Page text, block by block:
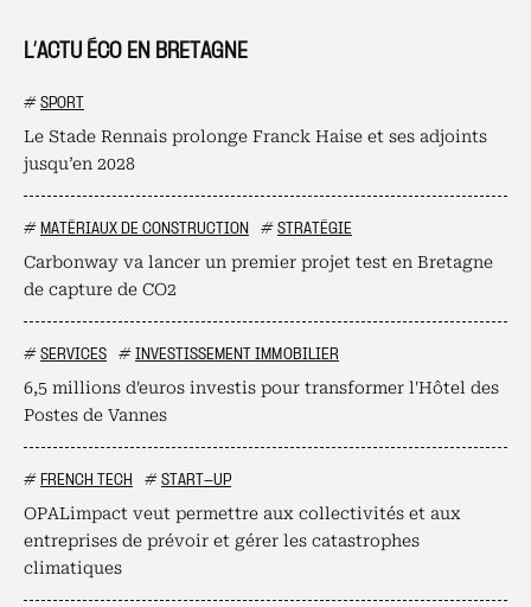
L’ACTU ÉCO EN BRETAGNE
# SPORT
Le Stade Rennais prolonge Franck Haise et ses adjoints
jusqu’en 2028
# MATÉRIAUX DE CONSTRUCTION # STRATÉGIE
Carbonway va lancer un premier projet test en Bretagne
de capture de CO2
# SERVICES # INVESTISSEMENT IMMOBILIER
6,5 millions d'euros investis pour transformer l'Hôtel des
Postes de Vannes
# FRENCH TECH # START-UP
OPALimpact veut permettre aux collectivités et aux
entreprises de prévoir et gérer les catastrophes
climatiques